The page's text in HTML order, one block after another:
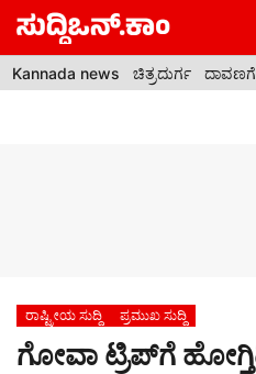
Skip
content
Kannada news ಚಿತ್ರದುರ್ಗ
ರಾಷ್ಟ್ರೀಯ ಸುದ್ದಿ ಪ್ರಮುಖ ಸುದ್ದಿ
ಗೋವಾ ಟ್ರಿಪ್‌ಗೆ